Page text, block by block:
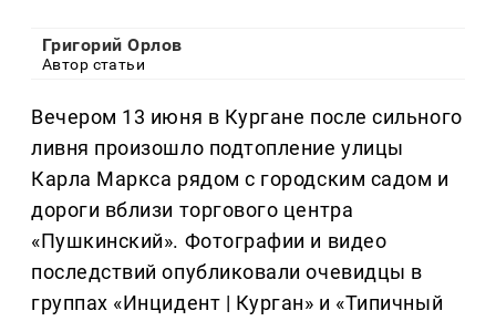
Григорий Орлов
Автор статьи
Вечером 13 июня в Кургане после сильного
ливня произошло подтопление улицы
Карла Маркса рядом с городским садом и
дороги вблизи торгового центра
«Пушкинский». Фотографии и видео
последствий опубликовали очевидцы в
группах «Инцидент | Курган» и «Типичный